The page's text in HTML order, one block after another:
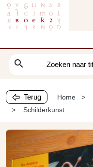
search
Terug Home
Schilderkunst